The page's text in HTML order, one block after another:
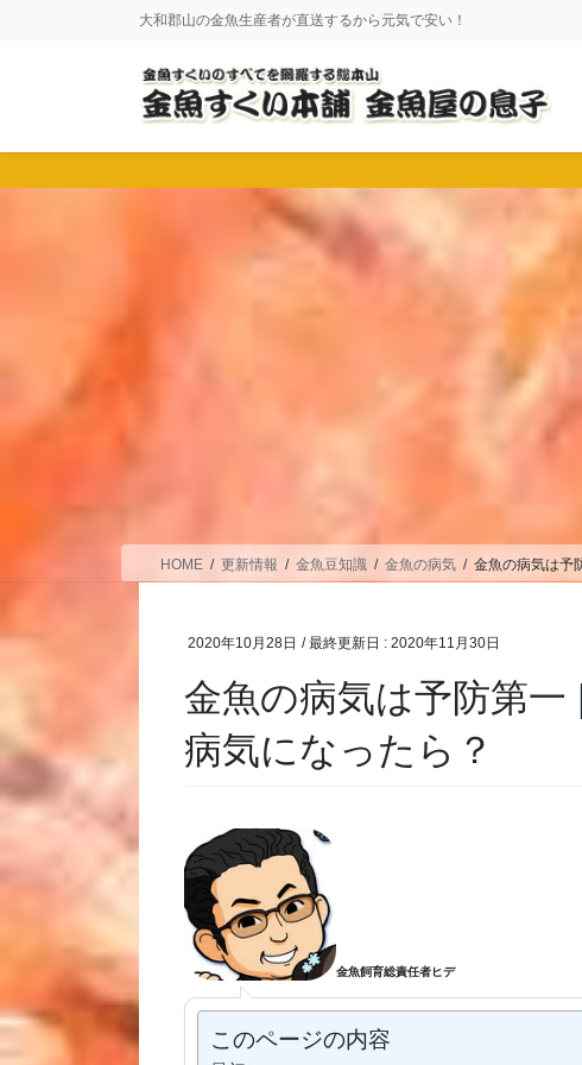
に
移
ョ
ン
大和郡山の金魚生産者が直送するから元気で安い！
HOME 更新情報 金魚豆知識 金魚の病気 金魚の病気は予
2020年10月28日 / 最終更新日 :2020年11月30日
金魚の病気は予防第
病気になったら？
金魚飼育総責任者ヒデ
このページの内容